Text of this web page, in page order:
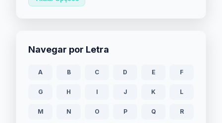
Navegar por Letra
A B C D E F
G H I J K L
M N O P Q R